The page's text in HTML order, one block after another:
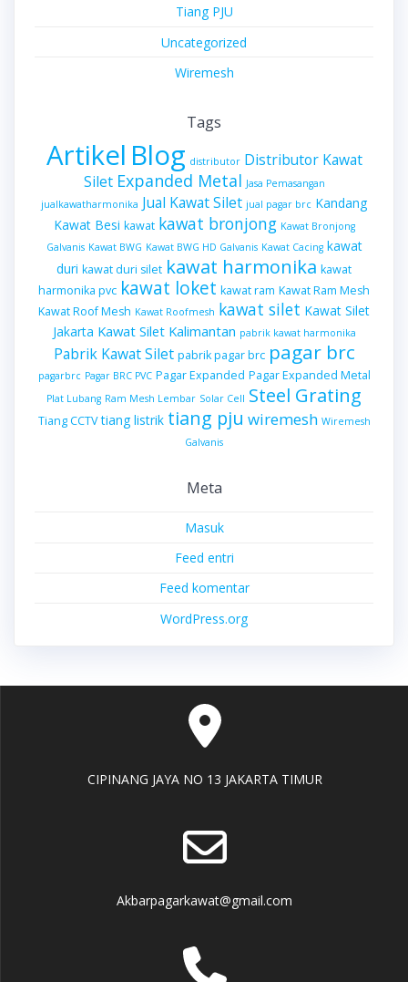
Tiang PJU
Uncategorized
Wiremesh
Tags
Artikel Blog distributor Distributor Kawat
Silet Expanded Metal Jasa Pemasangan
jualkawatharmonika Jual Kawat Silet jual pagar brc Kandang
Kawat Besi kawat kawat bronjong Kawat Bronjong
Galvanis Kawat BWG Kawat BWG HD Galvanis Kawat Cacing kawat
duri kawat duri silet kawat harmonika kawat
harmonika pvc kawat loket kawat ram Kawat Ram Mesh
Kawat Roof Mesh Kawat Roofmesh kawat silet Kawat Silet
Jakarta Kawat Silet Kalimantan pabrik kawat harmonika
Pabrik Kawat Silet pabrik pagar brc pagar brc
pagarbrc Pagar BRC PVC Pagar Expanded Pagar Expanded Metal
Plat Lubang Ram Mesh Lembar Solar Cell Steel Grating
Tiang CCTV tiang listrik tiang pju wiremesh Wiremesh
Galvanis
Meta
Masuk
Feed entri
Feed komentar
WordPress.org
CIPINANG JAYA NO 13 JAKARTA TIMUR
Akbarpagarkawat@gmail.com